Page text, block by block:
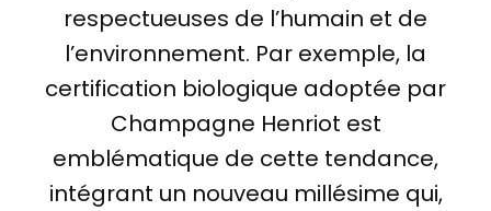
respectueuses de l’humain et de
l’environnement. Par exemple, la
certification biologique adoptée par
Champagne Henriot est
emblématique de cette tendance,
intégrant un nouveau millésime qui,